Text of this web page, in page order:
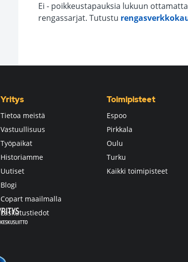
Ei - poikkeustapauksia lukuun
rengassarjat. Tutustu
Yritys
Tietoa meistä
Vastuullisuus
Työpaikat
Historiamme
Uutiset
Blogi
Copart maailmalla
Laskutustiedot
Toimipisteet
Espoo
Pirkkala
Oulu
Turku
Kaikki toimipisteet